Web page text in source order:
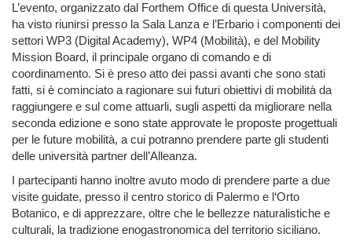
L’evento, organizzato dal Forthem Office di questa Università,
ha visto riunirsi presso la Sala Lanza e l’Erbario i componenti dei
settori WP3 (Digital Academy), WP4 (Mobilità), e del Mobility
Mission Board, il principale organo di comando e di
coordinamento. Si è preso atto dei passi avanti che sono stati
fatti, si è cominciato a ragionare sui futuri obiettivi di mobilità da
raggiungere e sul come attuarli, sugli aspetti da migliorare nella
seconda edizione e sono state approvate le proposte progettuali
per le future mobilità, a cui potranno prendere parte gli studenti
delle università partner dell’Alleanza.
I partecipanti hanno inoltre avuto modo di prendere parte a due
visite guidate, presso il centro storico di Palermo e l‘Orto
Botanico, e di apprezzare, oltre che le bellezze naturalistiche e
culturali, la tradizione enogastronomica del territorio siciliano.